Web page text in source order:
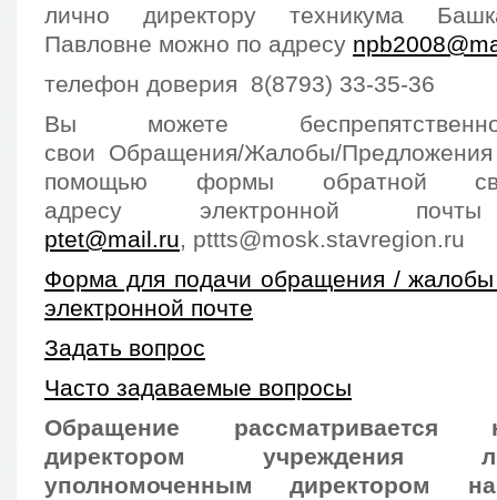
лично директору техникума
Павловне можно по адресу
телефон доверия 8(8793) 33-35-36
Вы можете
свои Обращения/Жалобы/
помощью формы обратной
адресу электронной почты
ptet@mail.ru, pttts@mosk.stavregion.ru
Форма для подачи обращения /
электронной почте
Задать вопрос
Часто задаваемые вопросы
Обращение рассматривается
директором учреждения
уполномоченным директором